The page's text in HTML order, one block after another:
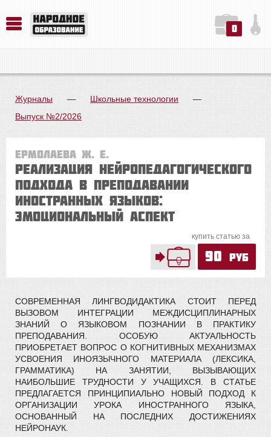
0
Журналы — Школьные технологии
—
Выпуск №2/2026
Ермолаева Ж. Е.
Реализация нейропедагогического
подхода в преподавании
иностранных языков:
эмоциональный аспект
купить статью за
90 руб
СОВРЕМЕННАЯ ЛИНГВОДИДАКТИКА СТОИТ ПЕРЕД
ВЫЗОВОМ ИНТЕГРАЦИИ МЕЖДИСЦИПЛИНАРНЫХ
ЗНАНИЙ О ЯЗЫКОВОМ ПОЗНАНИИ В ПРАКТИКУ
ПРЕПОДАВАНИЯ. ОСОБУЮ АКТУАЛЬНОСТЬ
ПРИОБРЕТАЕТ ВОПРОС О КОГНИТИВНЫХ МЕХАНИЗМАХ
УСВОЕНИЯ ИНОЯЗЫЧНОГО МАТЕРИАЛА (ЛЕКСИКА,
ГРАММАТИКА) НА ЗАНЯТИИ, ВЫЗЫВАЮЩИХ
НАИБОЛЬШИЕ ТРУДНОСТИ У УЧАЩИХСЯ. В СТАТЬЕ
ПРЕДЛАГАЕТСЯ ПРИНЦИПИАЛЬНО НОВЫЙ ПОДХОД К
ОРГАНИЗАЦИИ УРОКА ИНОСТРАННОГО ЯЗЫКА,
ОСНОВАННЫЙ НА ПОСЛЕДНИХ ДОСТИЖЕНИЯХ
НЕЙРОНАУК.